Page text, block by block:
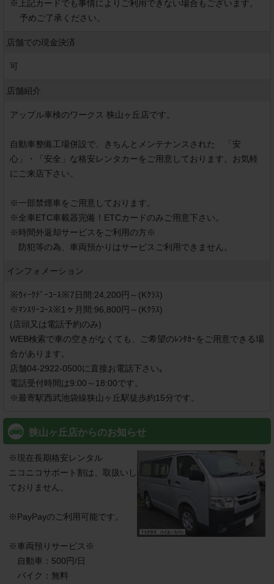
※
上記カードでも事情によりご利用できない場合もございます。
予めご了承ください。
店舗での現金決済
可
店舗紹介
アップル車検のワークス 狭山ヶ丘店です。
自動車整備工場併設で、きちんとメンテナンスされた　「安
心」・「安全」な格安レンタカーをご用意しております。お気軽
にご来店下さい。
※一部禁煙車をご用意しております。
※全車ETC車載器完備！ETCカードのみご用意下さい。
※時間外返却サービスをご利用の方※
防犯等の為、車両預かりはサービスご利用できません。
インフォメーション
※ｳｨｰｸﾃﾞｰｺｰｽ※7日間:24,200円～(Kｸﾗｽ)
※ﾏﾝｽﾘｰｺｰｽ※1ヶ月間:96,800円～(Kｸﾗｽ)
(店頭又は電話予約のみ)
WEB検索で車の空きがなくても、ご希望のﾚﾝﾀｶｰをご用意できる場
合があります。
店舗04-2922-0500に直接お電話下さい｡
電話受付時間は9:00～18:00です。
※最寄駅西武池袋線狭山ヶ丘駅徒歩約15分です。
狭山ヶ丘店からのお知らせ
※現在長期格安レンタル
ニコニコサポート割は、取扱いし
ておりません。
※PayPayのご利用可能です。
※車両預りサービス※
自動車：500円/日
バイク：無料